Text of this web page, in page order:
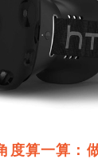
度算一算：